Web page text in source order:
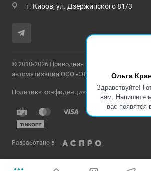
Ольга
Здравствуйте!
вам. Напишите
вас появятся
г. Киров, ул. Дзержинского 81/3
© 2010-2026 Приводная техника и
автоматизация ООО «ЭЛЕКТРОПРИВОД»
Политика конфиденциальности
Разработано в